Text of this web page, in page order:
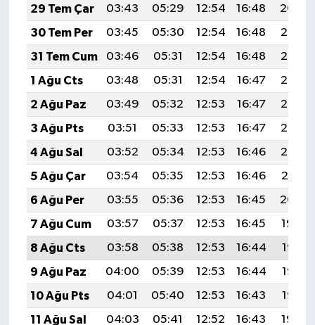
29 Tem Çar
03:43 05:29 12:54 16:48
20:09
30 Tem Per
03:45 05:30 12:54 16:48
20:08
31 Tem Cum
03:46 05:31 12:54 16:48
20:07
1 Ağu Cts
03:48 05:31 12:54 16:47
20:06
2 Ağu Paz
03:49 05:32 12:53 16:47
20:05
3 Ağu Pts
03:51 05:33 12:53 16:47
20:03
4 Ağu Sal
03:52 05:34 12:53 16:46
20:02
5 Ağu Çar
03:54 05:35 12:53 16:46
20:01
6 Ağu Per
03:55 05:36 12:53 16:45
20:00
7 Ağu Cum
03:57 05:37 12:53 16:45
19:59
8 Ağu Cts
03:58 05:38 12:53 16:44
19:58
9 Ağu Paz
04:00 05:39 12:53 16:44
19:56
10 Ağu Pts
04:01 05:40 12:53 16:43
19:55
11 Ağu Sal
04:03 05:41 12:52 16:43
19:54